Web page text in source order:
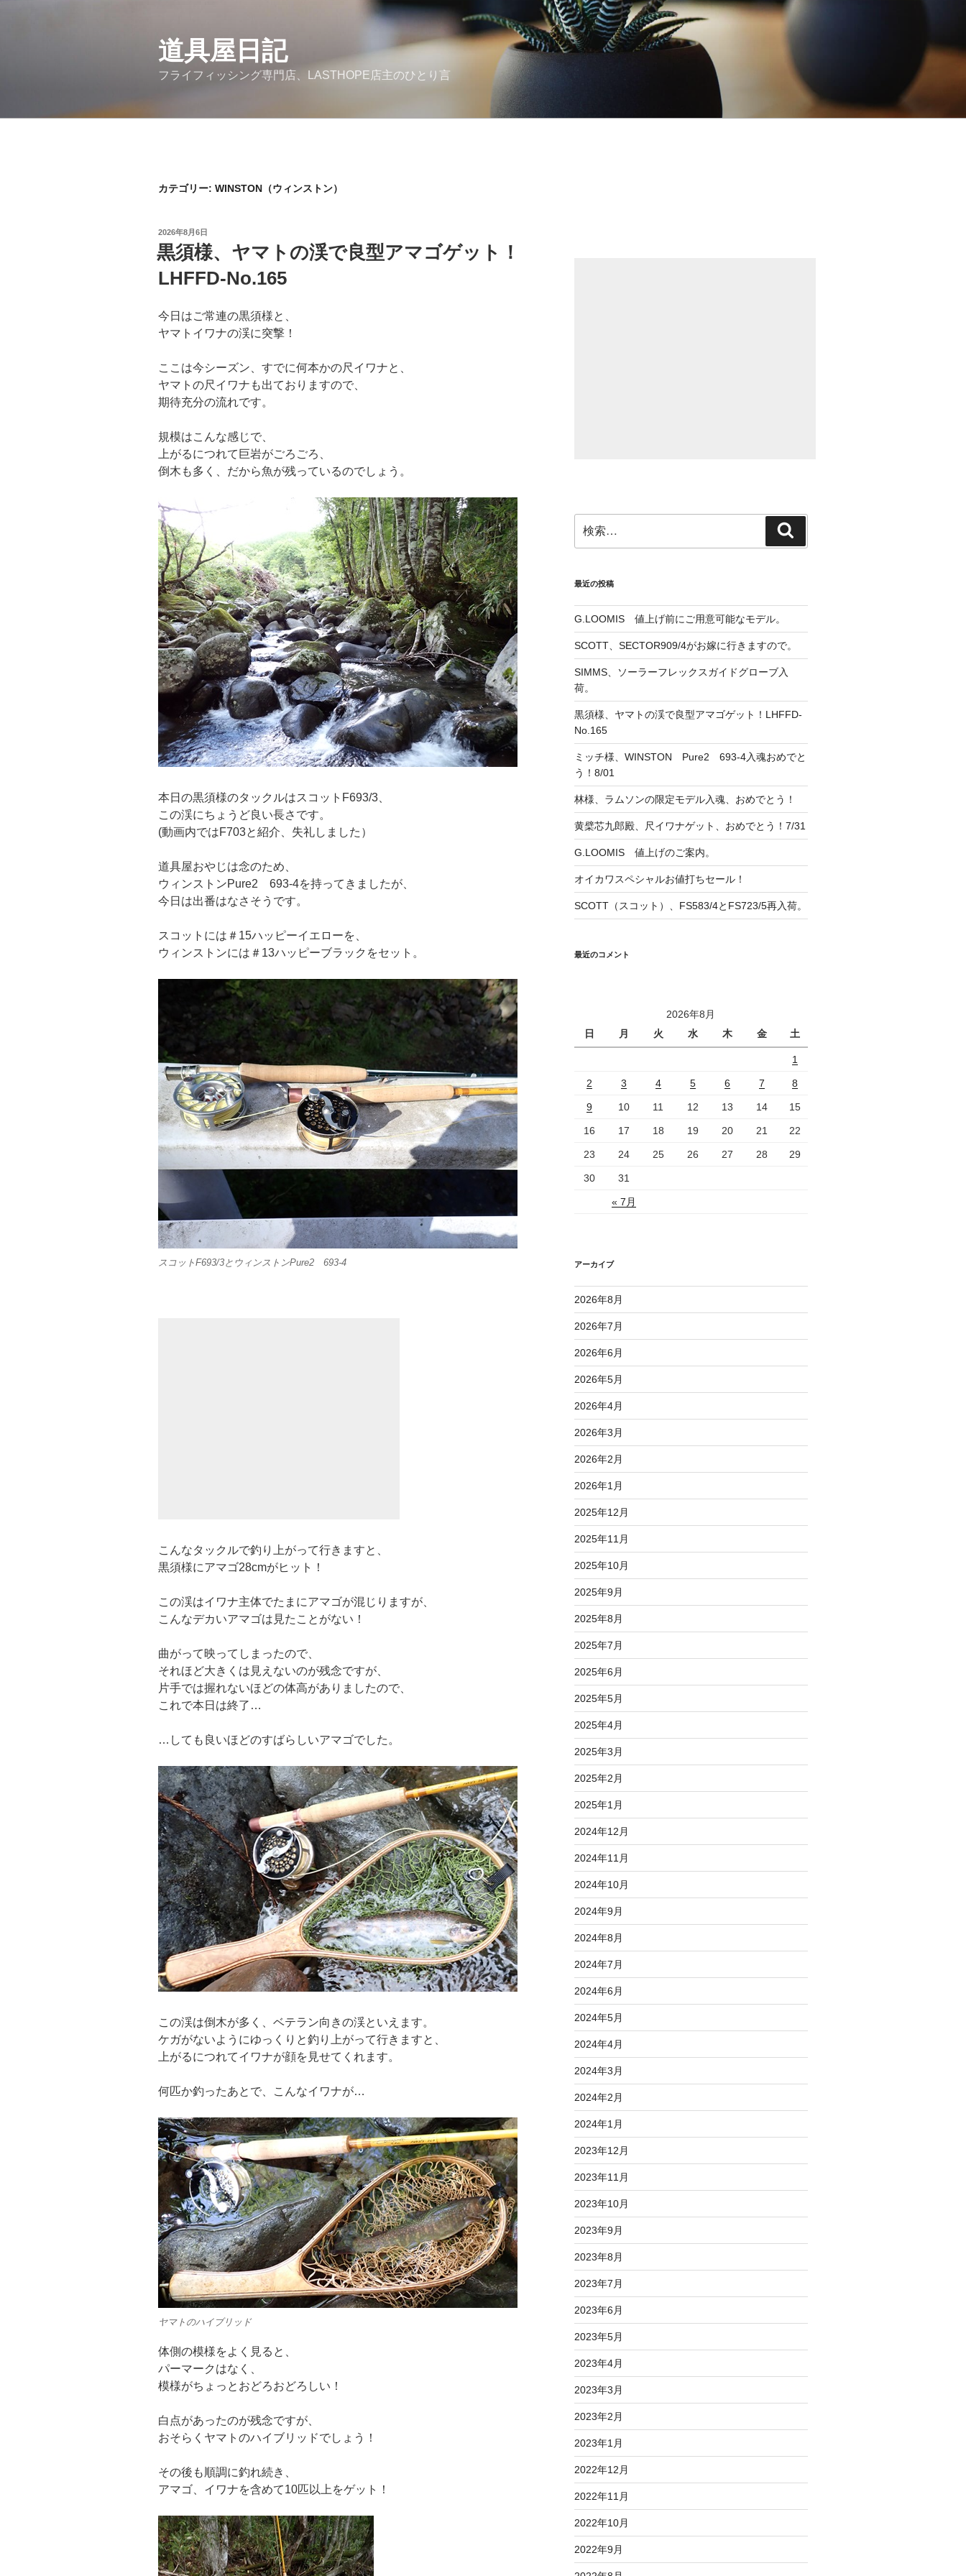
道具屋日記
フライフィッシング専門店、LASTHOPE店主のひとり言
カテゴリー: WINSTON（ウィンストン）
投
稿
日:
2026年8月6日
黒須様、ヤマトの渓で良型アマゴゲット！
LHFFD-No.165
今日はご常連の黒須様と、
ヤマトイワナの渓に突撃！
ここは今シーズン、すでに何本かの尺イワナと、
ヤマトの尺イワナも出ておりますので、
期待充分の流れです。
規模はこんな感じで、
上がるにつれて巨岩がごろごろ、
倒木も多く、だから魚が残っているのでしょう。
本日の黒須様のタックルはスコットF693/3、
この渓にちょうど良い長さです。
(動画内ではF703と紹介、失礼しました）
道具屋おやじは念のため、
ウィンストンPure2 693-4を持ってきましたが、
今日は出番はなさそうです。
スコットには＃15ハッピーイエローを、
ウィンストンには＃13ハッピーブラックをセット。
スコットF693/3とウィンストンPure2 693-4
こんなタックルで釣り上がって行きますと、
黒須様にアマゴ28cmがヒット！
この渓はイワナ主体でたまにアマゴが混じりますが、
こんなデカいアマゴは見たことがない！
曲がって映ってしまったので、
それほど大きくは見えないのが残念ですが、
片手では握れないほどの体高がありましたので、
これで本日は終了…
…しても良いほどのすばらしいアマゴでした。
この渓は倒木が多く、ベテラン向きの渓といえます。
ケガがないようにゆっくりと釣り上がって行きますと、
上がるにつれてイワナが顔を見せてくれます。
何匹か釣ったあとで、こんなイワナが…
ヤマトのハイブリッド
体側の模様をよく見ると、
パーマークはなく、
模様がちょっとおどろおどろしい！
白点があったのが残念ですが、
おそらくヤマトのハイブリッドでしょう！
その後も順調に釣れ続き、
アマゴ、イワナを含めて10匹以上をゲット！
索:
索
最近の投稿
G.LOOMIS 値上げ前にご用意可能なモデル。
SCOTT、SECTOR909/4がお嫁に行きますので。
SIMMS、ソーラーフレックスガイドグローブ入
荷。
黒須様、ヤマトの渓で良型アマゴゲット！LHFFD-
No.165
ミッチ様、WINSTON Pure2 693-4入魂おめでと
う！8/01
林様、ラムソンの限定モデル入魂、おめでとう！
黄檗芯九郎殿、尺イワナゲット、おめでとう！7/31
G.LOOMIS 値上げのご案内。
オイカワスペシャルお値打ちセール！
SCOTT（スコット）、FS583/4とFS723/5再入荷。
最近のコメント
2026年8月
日
月 火 水 木 金 土
« 7月
1
2 3 4 5 6 7 8
9 10 11 12 13 14 15
16 17 18 19 20 21 22
23 24 25 26 27 28 29
30 31
アーカイブ
2026年8月
2026年7月
2026年6月
2026年5月
2026年4月
2026年3月
2026年2月
2026年1月
2025年12月
2025年11月
2025年10月
2025年9月
2025年8月
2025年7月
2025年6月
2025年5月
2025年4月
2025年3月
2025年2月
2025年1月
2024年12月
2024年11月
2024年10月
2024年9月
2024年8月
2024年7月
2024年6月
2024年5月
2024年4月
2024年3月
2024年2月
2024年1月
2023年12月
2023年11月
2023年10月
2023年9月
2023年8月
2023年7月
2023年6月
2023年5月
2023年4月
2023年3月
2023年2月
2023年1月
2022年12月
2022年11月
2022年10月
2022年9月